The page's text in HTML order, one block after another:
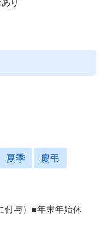
る専任の先輩社員を
日の学習投資制度
り
夏季 慶弔
付与）■年末年始休